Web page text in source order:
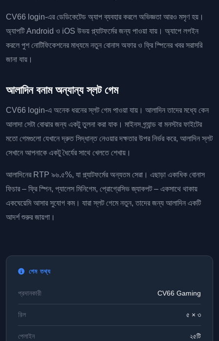
CV66 login-এর ডেডিকেটেড অ্যাপ ব্যবহার করলে অভিজ্ঞতা আরও মসৃণ হয়।
অ্যাপটি Android ও iOS উভয় প্ল্যাটফর্মের জন্য পাওয়া যায়। অ্যাপে লগইন
করলে পুশ নোটিফিকেশনের মাধ্যমে নতুন বোনাস অফার ও ফ্রি স্পিনের খবর সরাসরি
জানা যায়।
আলাদিন বনাম অন্যান্য স্লট গেম
CV66 login-এ অনেক ধরনের স্লট গেম পাওয়া যায়। আলাদিন তাদের মধ্যে কেন
আলাদা সেটা বোঝার জন্য একটু তুলনা করা যাক। মাইনস গ্র্যান্ড বা মনস্টার ফাইটের
মতো গেমগুলো যেখানে দ্রুত সিদ্ধান্ত নেওয়ার দক্ষতার উপর নির্ভর করে, আলাদিন স্লট
সেখানে আপনাকে একটু ধৈর্যের সাথে খেলতে শেখায়।
আলাদিনের RTP ৯৬.৫%, যা প্ল্যাটফর্মের অন্যতম সেরা। এছাড়া একাধিক বোনাস
ফিচার – ফ্রি স্পিন, প্যালেস মিনিগেম, প্রোগ্রেসিভ জ্যাকপট – একসাথে থাকায়
একঘেয়েমি আসার সুযোগ কম। যারা স্লট গেমে নতুন, তাদের জন্য আলাদিন একটি
আদর্শ শুরুর জায়গা।
গেম তথ্য
প্রদানকারী CV66 Gaming
রিল ৫ × ৩
পেলাইন ২৫টি